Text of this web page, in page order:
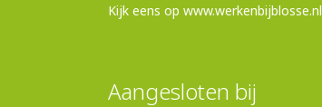
Kijk eens op www.werkenbijblosse.nl
Aangesloten bij